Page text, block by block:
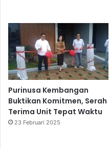
Purinusa Kembangan
Buktikan Komitmen, Serah
Terima Unit Tepat Waktu
23 Februari 2025